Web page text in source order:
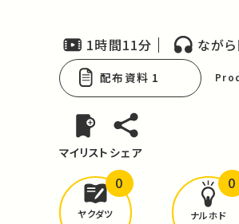
1時間11分 なが
配布資料 1
マイリスト シェア
どんな学びがありま
ヤクダツ
0
ナルホド
0